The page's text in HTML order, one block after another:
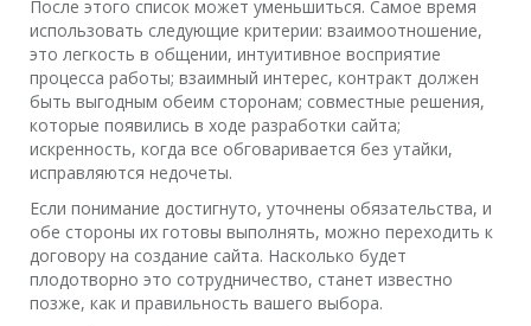
После этого список может уменьшиться. Самое время
использовать следующие критерии: взаимоотношение,
это легкость в общении, интуитивное восприятие
процесса работы; взаимный интерес, контракт должен
быть выгодным обеим сторонам; совместные решения,
которые появились в ходе разработки сайта;
искренность, когда все обговаривается без утайки,
исправляются недочеты.
Если понимание достигнуто, уточнены обязательства, и
обе стороны их готовы выполнять, можно переходить к
договору на создание сайта. Насколько будет
плодотворно это сотрудничество, станет известно
позже, как и правильность вашего выбора.